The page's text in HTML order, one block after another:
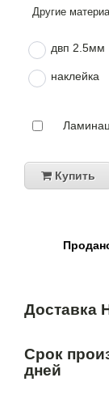
двп 2.5мм
наклейка
Купить
Доставка
Срок
дней